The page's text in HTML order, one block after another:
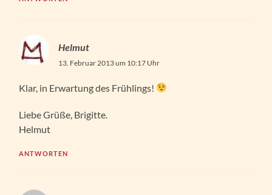
Helmut
13. Februar 2013 um 10:17 Uhr
Klar, in Erwartung des Frühlings!
Liebe Grüße, Brigitte.
Helmut
ANTWORTEN